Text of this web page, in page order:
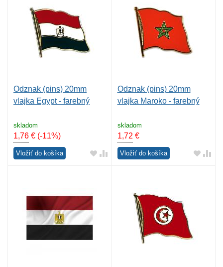
Odznak (pins) 20mm
vlajka Egypt - farebný
skladom
1,76 € (-11%)
Vložiť do košíka
Odznak (pins) 20mm
vlajka Maroko - farebný
skladom
1,72 €
Vložiť do košíka